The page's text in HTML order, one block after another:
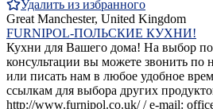
Удалить из избранного
Great Manchester, United Kingdom
FURNIPOL-ПОЛЬСКИЕ КУХНИ!
Кухни для Вашего дома! На выбор
консультации вы можете звонить
или писать нам в любое удобное
ссылкам для выбора других
http://www.furnipol.co.uk/ / e-mail: